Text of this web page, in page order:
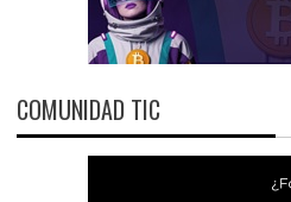
COMUNIDAD TIC